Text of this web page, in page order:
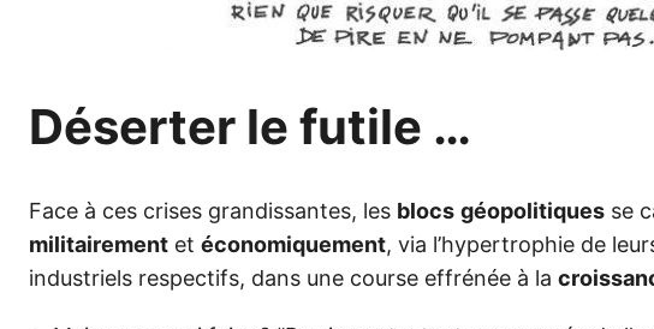
Déserter le futile …
Face à ces crises grandissantes, les blocs géopolitiques se
militairement et économiquement, via l’hypertrophie de
industriels respectifs, dans une course effrénée à la